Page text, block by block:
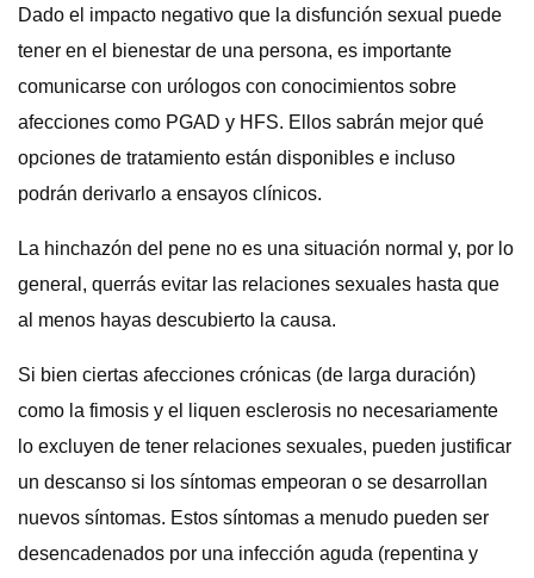
Dado el impacto negativo que la disfunción sexual puede
tener en el bienestar de una persona, es importante
comunicarse con urólogos con conocimientos sobre
afecciones como PGAD y HFS. Ellos sabrán mejor qué
opciones de tratamiento están disponibles e incluso
podrán derivarlo a ensayos clínicos.
La hinchazón del pene no es una situación normal y, por lo
general, querrás evitar las relaciones sexuales hasta que
al menos hayas descubierto la causa.
Si bien ciertas afecciones crónicas (de larga duración)
como la fimosis y el liquen esclerosis no necesariamente
lo excluyen de tener relaciones sexuales, pueden justificar
un descanso si los síntomas empeoran o se desarrollan
nuevos síntomas. Estos síntomas a menudo pueden ser
desencadenados por una infección aguda (repentina y